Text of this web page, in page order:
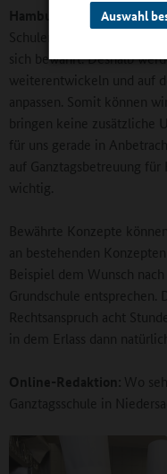
Auswahl
Hamburg:
Der Erlass
Schulen im
sich bewährt. Deshalb
weiterentwickeln und auf
anpassen. Somit können
bringen keine zusätzliche
für uns gerade in
auf Ganztagsbetreuung
wichtig.
Bewährte Konzepte
an bestehenden
Beispiel dem Wunsch
Grundschule entsprechen.
Rechtsanspruch acht
in dem Erlass dann
Online-Redaktion: Wo
Ganztagsschule in